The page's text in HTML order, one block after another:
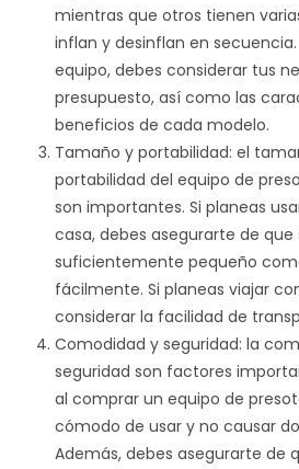
mientras que otros tienen
inflan y desinflan en secuencia.
equipo, debes considerar tus
presupuesto, así como las
beneficios de cada modelo.
Tamaño y portabilidad: el
portabilidad del equipo de
son importantes. Si planeas
casa, debes asegurarte de que
suficientemente pequeño
fácilmente. Si planeas viajar
considerar la facilidad de
Comodidad y seguridad: la
seguridad son factores
al comprar un equipo de
cómodo de usar y no causar
Además, debes asegurarte de